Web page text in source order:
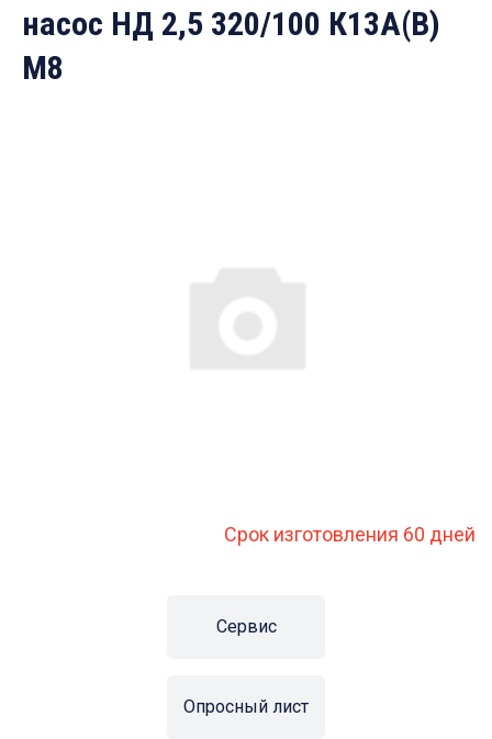
насос НД 2,5 320/100 К13А(В)
М8
Срок изготовления 60 дней
Сервис
Опросный лист